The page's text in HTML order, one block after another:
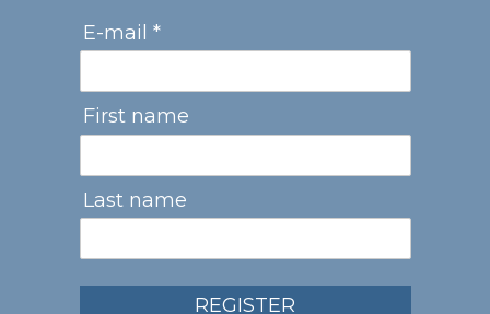
E-mail *
First name
Last name
REGISTER